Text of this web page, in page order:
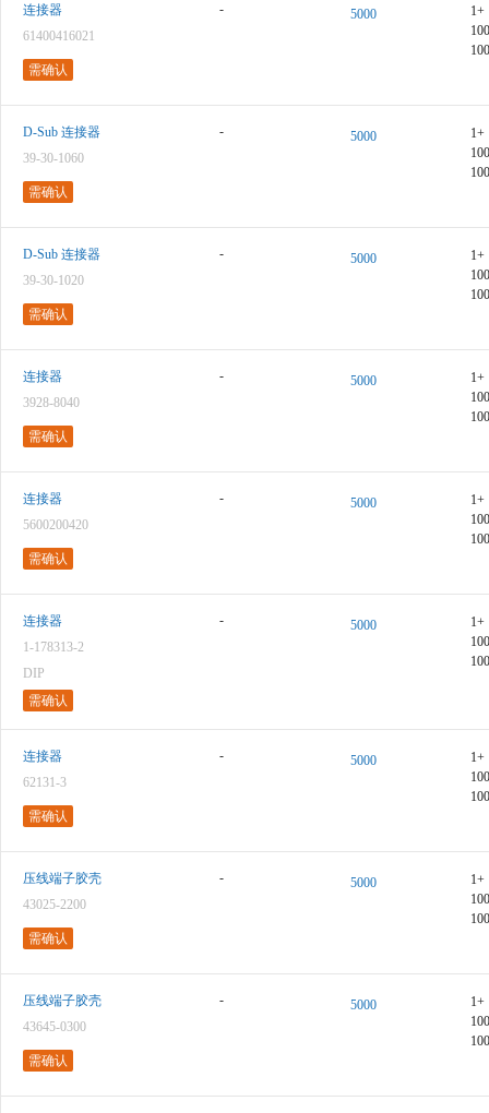
连接器
61400416021
需确认
- 5000
1+
D-Sub 连接器
39-30-1060
需确认
- 5000
1+
D-Sub 连接器
39-30-1020
需确认
- 5000
1+
连接器
3928-8040
需确认
- 5000
1+
连接器
5600200420
需确认
- 5000
1+
连接器
1-178313-2
DIP
需确认
- 5000
1+
连接器
62131-3
需确认
- 5000
1+
压线端子胶壳
43025-2200
需确认
- 5000
1+
压线端子胶壳
43645-0300
需确认
- 5000
1+